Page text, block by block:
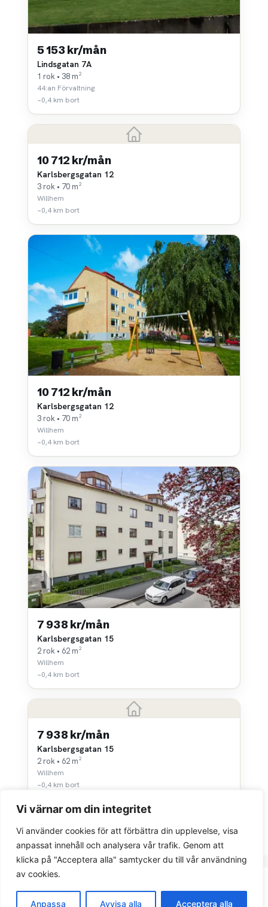
Vi värnar om din integritet
Vi använder cookies för att förbättra din upplevelse, visa
anpassat innehåll och analysera vår trafik. Genom att
klicka på "Acceptera alla" samtycker du till vår användning
av cookies.
Anpassa Avvisa alla Acceptera alla
5 153 kr/mån
Lindsgatan 7A
1 rok • 38 m²
44:an Förvaltning
~0,4 km bort
10 712 kr/mån
Karlsbergsgatan 12
3 rok • 70 m²
Willhem
~0,4 km bort
10 712 kr/mån
Karlsbergsgatan 12
3 rok • 70 m²
Willhem
~0,4 km bort
7 938 kr/mån
Karlsbergsgatan 15
2 rok • 62 m²
Willhem
~0,4 km bort
7 938 kr/mån
Karlsbergsgatan 15
2 rok • 62 m²
Willhem
~0,4 km bort
Integritetspolicy